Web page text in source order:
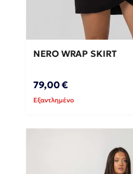
NERO WRAP SKIRT
79,00 €
Εξαντλημένο